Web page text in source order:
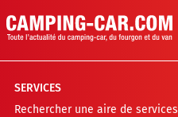
SERVICES
Rechercher une aire de services